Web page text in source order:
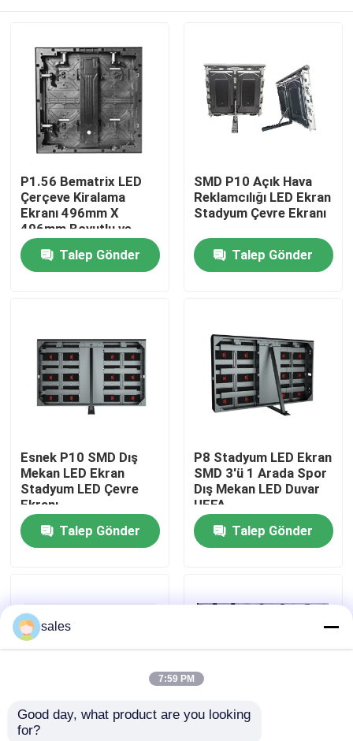
VR Gösterisi
Fabrika turu
Kalite Kontrolü
Haberler
Dış Mekan Tam Renkli LED Ekran
P1.56 Bematrix LED
Çerçeve Kiralama
Ekranı 496mm X
496mm Boyutlu ve
GOB Teknolojisi ile
Yüksek Resim Kaliteli
Talep Gönder
SMD P10 Açık Hava
Reklamcılığı LED Ekran
Stadyum Çevre Ekranı
Talep Gönder
Esnek P10 SMD Dış
Mekan LED Ekran
Stadyum LED Çevre
Ekranı
Talep Gönder
P8 Stadyum LED Ekran
SMD 3'ü 1 Arada Spor
Dış Mekan LED Duvar
UEFA
Talep Gönder
PCB Katlanabilir
sales
7:59 PM
Good day, what product are you looking
for?